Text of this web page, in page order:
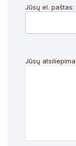
Jūsų el. paštas:
Jūsų